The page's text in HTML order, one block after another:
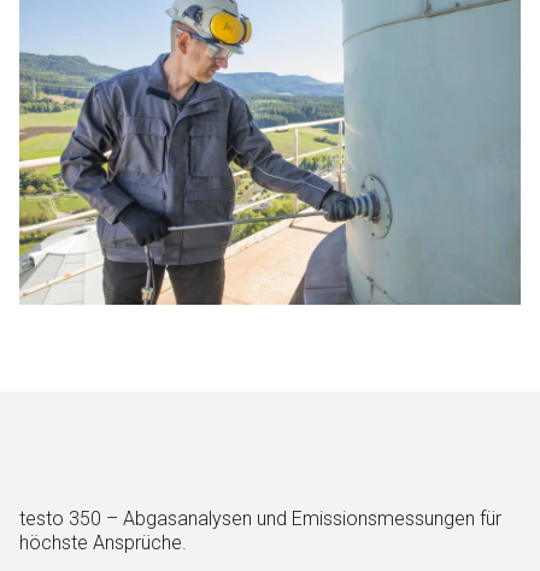
testo 350 – Abgasanalysen und Emissionsmessungen für
höchste Ansprüche.